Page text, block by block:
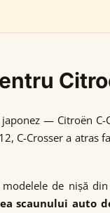
— Citroën
C-Crosser a
de nișă
scaunului auto